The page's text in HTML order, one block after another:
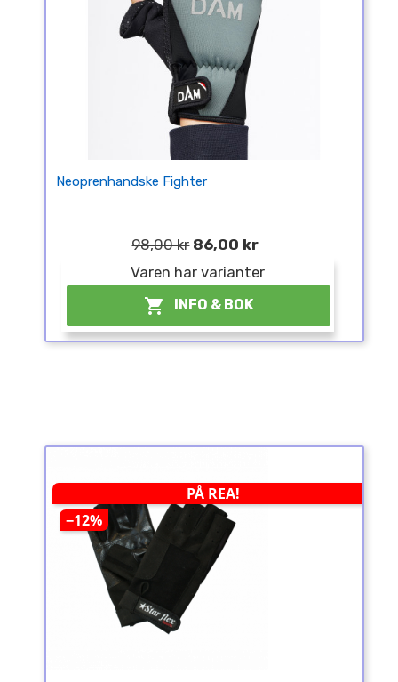
Neoprenhandske Fighter
98,00 kr 86,00 kr
Varen har varianter
 INFO & BOK
PÅ REA!
−12%